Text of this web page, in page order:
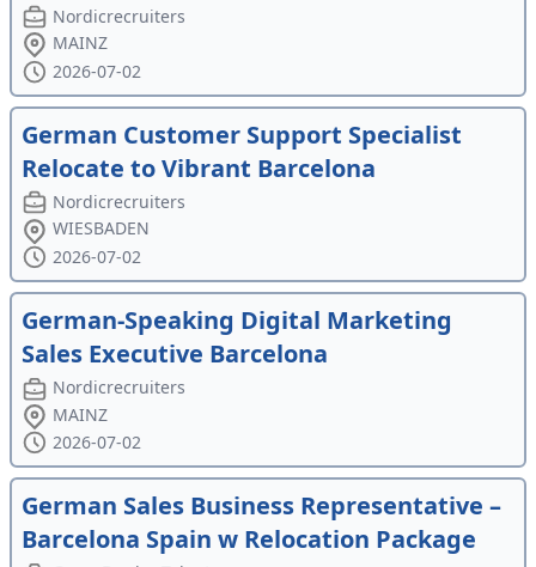
Nordicrecruiters
MAINZ
2026-07-02
German Customer Support Specialist
Relocate to Vibrant Barcelona
Nordicrecruiters
WIESBADEN
2026-07-02
German-Speaking Digital Marketing
Sales Executive Barcelona
Nordicrecruiters
MAINZ
2026-07-02
German Sales Business Representative –
Barcelona Spain w Relocation Package